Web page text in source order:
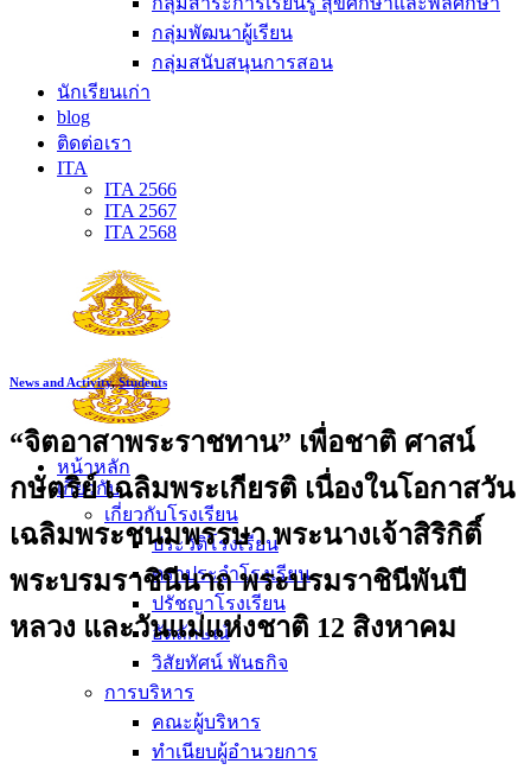
กลุ่มพัฒนาผู้เรียน
กลุ่มสนับสนุนการสอน
นักเรียนเก่า
blog
ติดต่อเรา
ITA
ITA 2566
ITA 2567
ITA 2568
หน้าหลัก
เกี่ยวกับ
เกี่ยวกับโรงเรียน
ประวัติโรงเรียน
ตราประจำโรงเรียน
ปรัชญาโรงเรียน
อัตลักษณ์
วิสัยทัศน์ พันธกิจ
การบริหาร
คณะผู้บริหาร
ทำเนียบผู้อำนวยการ
News and Activity,Students
“จิตอาสาพระราชทาน” เพื่อชาติ ศาสน์
กษัตริย์ เฉลิมพระเกียรติ เนื่องในโอกาสวัน
เฉลิมพระชนมพรรษา พระนางเจ้าสิริกิติ์
พระบรมราชินีนาถ พระบรมราชินีพันปี
หลวง และวันแม่แห่งชาติ 12 สิงหาคม